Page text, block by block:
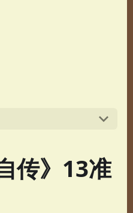
传》13准